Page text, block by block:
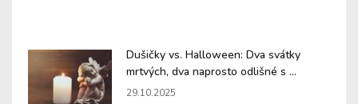
Dušičky vs. Halloween: Dva svátky
mrtvých, dva naprosto odlišné s ...
29.10.2025